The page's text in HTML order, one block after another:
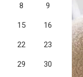
8 9
15 16
22 23
29 30